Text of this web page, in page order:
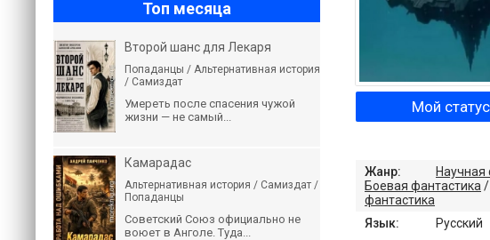
Мой
Жанр: Научная
Боевая фантастика /
фантастика
Язык:
Русский
Топ месяца
Второй шанс для Лекаря
Попаданцы / Альтернативная история
/ Самиздат
Умереть после спасения чужой
жизни — не самый...
Камарадас
Альтернативная история / Самиздат /
Попаданцы
Советский Союз официально не
воюет в Анголе. Туда...